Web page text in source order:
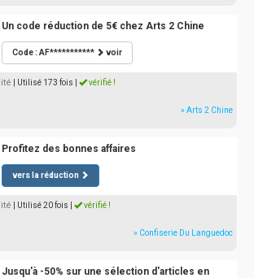
Un code réduction de 5€ chez Arts 2 Chine
Code : AF*********** voir
| Utilisé 173 fois vérifié !
» Arts 2 Chine
Profitez des bonnes affaires
vers la réduction
| Utilisé 20 fois vérifié !
» Confiserie Du Languedoc
Jusqu'à -50% sur une sélection d'articles en